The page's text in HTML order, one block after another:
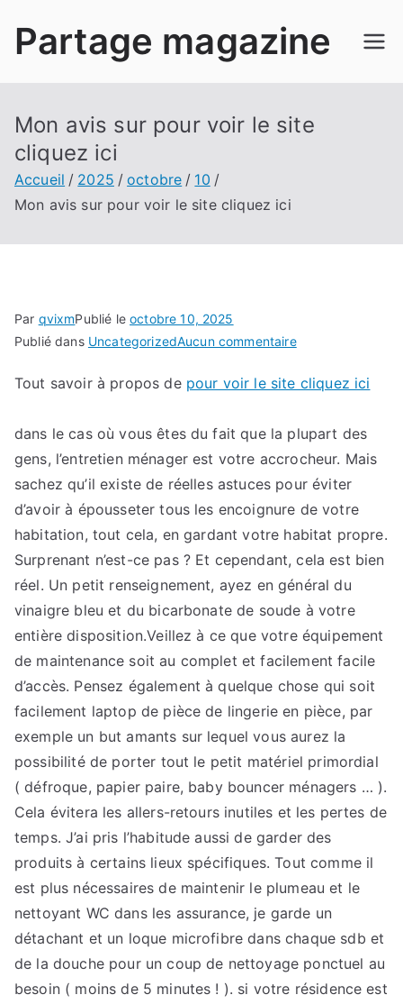
Partage magazine
Mon avis sur pour voir le site
cliquez ici
Accueil 2025 octobre
10
Mon avis sur pour voir le site cliquez ici
Par qvixmPublié leoctobre 10, 2025
Publié dans UncategorizedAucun commentairesur
avis
pour
voir
cliquez
ici
Tout savoir à propos de pour voir le site cliquez ici
dans le cas où vous êtes du fait que la plupart des
gens, l’entretien ménager est votre accrocheur. Mais
sachez qu’il existe de réelles astuces pour éviter
d’avoir à épousseter tous les encoignure de votre
habitation, tout cela, en gardant votre habitat propre.
Surprenant n’est-ce pas ? Et cependant, cela est bien
réel. Un petit renseignement, ayez en général du
vinaigre bleu et du bicarbonate de soude à votre
entière disposition.Veillez à ce que votre équipement
de maintenance soit au complet et facilement facile
d’accès. Pensez également à quelque chose qui soit
facilement laptop de pièce de lingerie en pièce, par
exemple un but amants sur lequel vous aurez la
possibilité de porter tout le petit matériel primordial
( défroque, papier paire, baby bouncer ménagers … ).
Cela évitera les allers-retours inutiles et les pertes de
temps. J’ai pris l’habitude aussi de garder des
produits à certains lieux spécifiques. Tout comme il
est plus nécessaires de maintenir le plumeau et le
nettoyant WC dans les assurance, je garde un
détachant et un loque microfibre dans chaque sdb et
de la douche pour un coup de nettoyage ponctuel au
besoin ( moins de 5 minutes ! ). si votre résidence est